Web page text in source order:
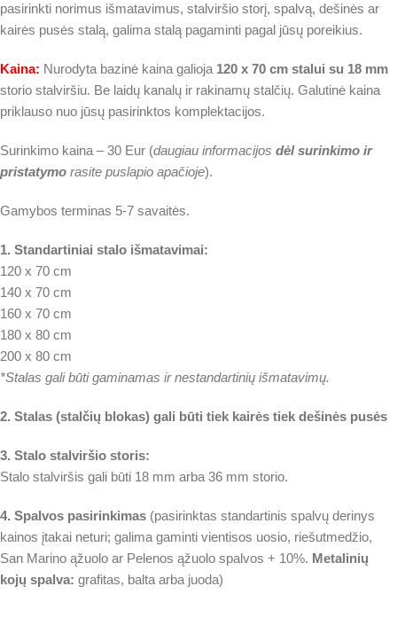
pasirinkti norimus išmatavimus, stalviršio storį, spalvą, dešinės ar
kairės pusės stalą, galima stalą pagaminti pagal jūsų poreikius.
Kaina: Nurodyta bazinė kaina galioja 120 x 70 cm stalui su 18 mm
storio stalviršiu. Be laidų kanalų ir rakinamų stalčių. Galutinė kaina
priklauso nuo jūsų pasirinktos komplektacijos.
Surinkimo kaina – 30 Eur (daugiau informacijos dėl surinkimo ir
pristatymo rasite puslapio apačioje).
Gamybos terminas 5-7 savaitės.
1. Standartiniai stalo išmatavimai:
120 x 70 cm
140 x 70 cm
160 x 70 cm
180 x 80 cm
200 x 80 cm
*Stalas gali būti gaminamas ir nestandartinių išmatavimų.
2. Stalas (stalčių blokas) gali būti tiek kairės tiek dešinės pusės
3. Stalo stalviršio storis:
Stalo stalviršis gali būti 18 mm arba 36 mm storio.
4. Spalvos pasirinkimas (pasirinktas standartinis spalvų derinys
kainos įtakai neturi; galima gaminti vientisos uosio, riešutmedžio,
San Marino ąžuolo ar Pelenos ąžuolo spalvos + 10%. Metalinių
kojų spalva: grafitas, balta arba juoda)